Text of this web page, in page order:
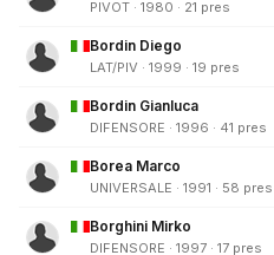
PIVOT · 1980 · 21 pres
Bordin Diego
LAT/PIV · 1999 · 19 pres
Bordin Gianluca
DIFENSORE · 1996 · 41 pres
Borea Marco
UNIVERSALE · 1991 · 58 pres
Borghini Mirko
DIFENSORE · 1997 · 17 pres